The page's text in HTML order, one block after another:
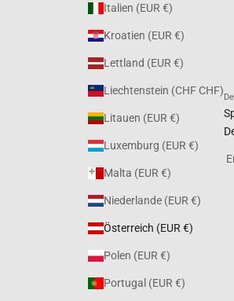
Italien (EUR €)
Kroatien (EUR €)
Lettland (EUR €)
Liechtenstein (CHF CHF)
Litauen (EUR €)
Luxemburg (EUR €)
Malta (EUR €)
Niederlande (EUR €)
Österreich (EUR €)
Polen (EUR €)
Portugal (EUR €)